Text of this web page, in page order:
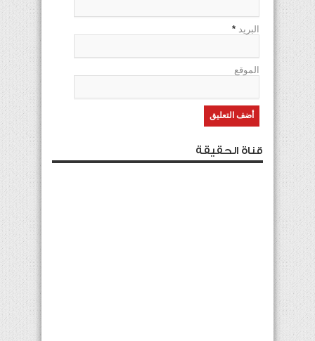
البريد *
الموقع
قناة الحقيقة